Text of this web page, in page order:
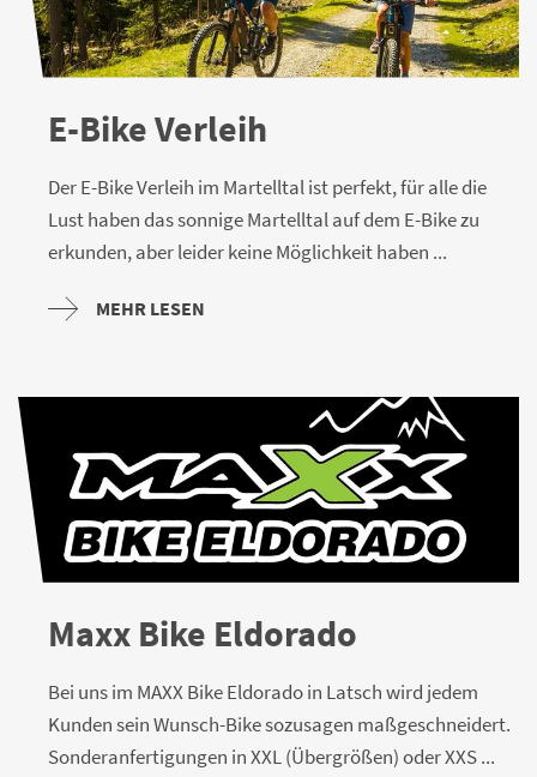
E-Bike Verleih
Der E-Bike Verleih im Martelltal ist perfekt, für alle die
Lust haben das sonnige Martelltal auf dem E-Bike zu
erkunden, aber leider keine Möglichkeit haben ...
MEHR LESEN
Maxx Bike Eldorado
Bei uns im MAXX Bike Eldorado in Latsch wird jedem
Kunden sein Wunsch-Bike sozusagen maßgeschneidert.
Sonderanfertigungen in XXL (Übergrößen) oder XXS ...